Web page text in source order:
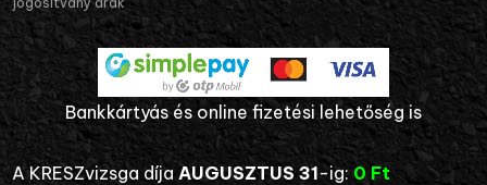
Bankkártyás és online fizetési lehetőség is
A KRESZvizsga díjaAUGUSZTUS 31-ig: 0 Ft